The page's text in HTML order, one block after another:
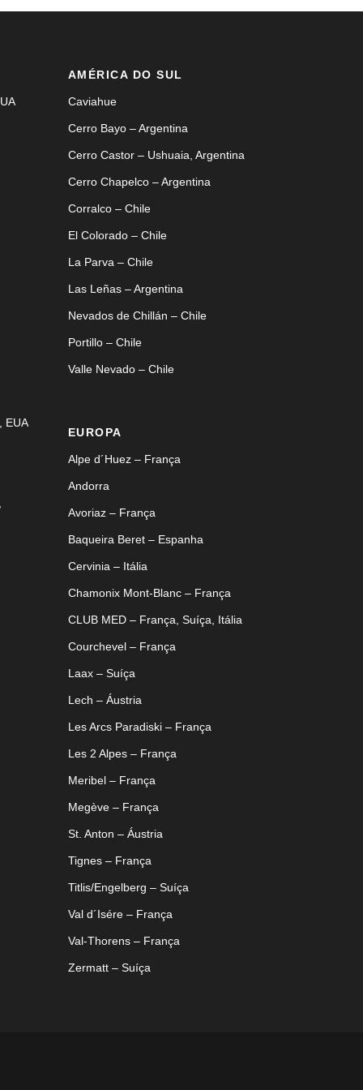
EUA
AMÉRICA DO SUL
Caviahue
Cerro Bayo – Argentina
Cerro Castor – Ushuaia, Argentina
Cerro Chapelco – Argentina
Corralco – Chile
El Colorado – Chile
La Parva – Chile
Las Leñas – Argentina
Nevados de Chillán – Chile
Portillo – Chile
Valle Nevado – Chile
EUROPA
Alpe d´Huez – França
Andorra
Avoriaz – França
Baqueira Beret – Espanha
Cervinia – Itália
Chamonix Mont-Blanc – França
CLUB MED – França, Suíça, Itália
Courchevel – França
Laax – Suíça
Lech – Áustria
Les Arcs Paradiski – França
Les 2 Alpes – França
Meribel – França
Megève – França
St. Anton – Áustria
Tignes – França
Titlis/Engelberg – Suíça
Val d´Isére – França
Val-Thorens – França
Zermatt – Suíça